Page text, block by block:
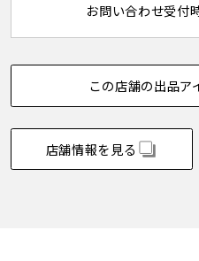
お問い合わせ受付
この店舗の出品ア
店舗情報を見る